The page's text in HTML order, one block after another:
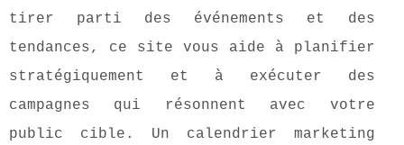
tirer parti des événements et des
tendances, ce site vous aide à planifier
stratégiquement et à exécuter des
campagnes qui résonnent avec votre
public cible. Un calendrier marketing